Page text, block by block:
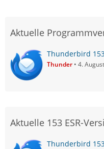
Aktuelle
Thunderbird
Thunder 4.
Aktuelle 153 ESR-
Thunderbird